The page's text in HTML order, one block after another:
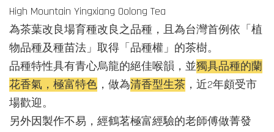
High Mountain Yingxiang Oolong Tea
為茶葉改良場育種改良之品種，且為台灣首例依「植
物品種及種苗法」取得「品種權」的茶樹。
品種特性具有青心烏龍的絕佳喉韻，並獨具品種的蘭
花香氣，極富特色 ，做為清香型生茶 ， 近2年頗受市
場歡迎。
另外因製作不易，經鶴茗極富經驗的老師傅做菁發